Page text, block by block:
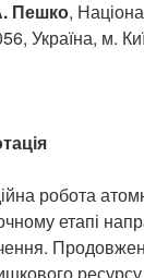
Пешко,
Україна, м.
робота
етапі